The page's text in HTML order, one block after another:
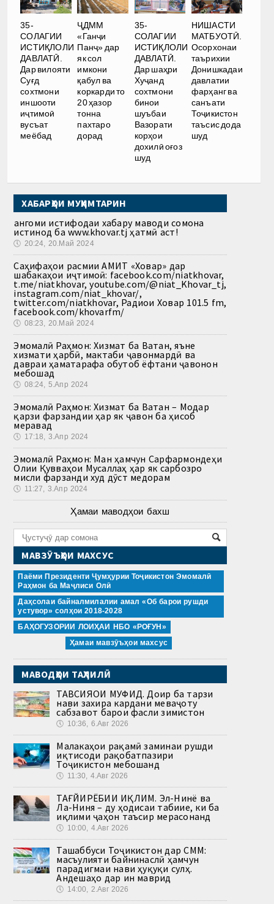
35-
СОЛАГИИ
ИСТИҚЛОЛИ
ДАВЛАТӢ.
Дар вилояти
Суғд
сохтмони
иншооти
иҷтимоӣ
вусъат
меёбад
ҶДММ
«Ганҷи
Панҷ» дар
як сол
имкони
қабул ва
коркарди то
20 ҳазор
тонна
пахтаро
дорад
35-
СОЛАГИИ
ИСТИҚЛОЛИ
ДАВЛАТӢ.
Дар шаҳри
Хуҷанд
сохтмони
бинои
шуъбаи
Вазорати
корҳои
дохилӣ оғоз
шуд
НИШАСТИ
МАТБУОТӢ.
Осорхонаи
таърихии
Донишкадаи
давлатии
фарҳанг ва
санъати
Тоҷикистон
таъсис дода
шуд
ХАБАРҲОИ МУҲИМТАРИН
Ҳангоми истифодаи хабару маводи сомона
истинод ба www.khovar.tj ҳатмӣ аст!
🕔 20:24, 20.Май 2024
Саҳифаҳои расмии АМИТ «Ховар» дар
шабакаҳои иҷтимоӣ: facebook.com/niatkhovar,
t.me/niatkhovar, youtube.com/@niat_Khovar_tj,
instagram.com/niat_khovar/,
twitter.com/niatkhovar, Радиои Ховар 101.5 fm,
facebook.com/khovarfm/
🕔 08:23, 20.Май 2024
Эмомалӣ Раҳмон: Хизмат ба Ватан, яъне
хизмати ҳарбӣ, мактаби ҷавонмардӣ ва
давраи ҳаматарафа обутоб ёфтани ҷавонон
мебошад
🕔 08:24, 5.Апр 2024
Эмомалӣ Раҳмон: Хизмат ба Ватан – Модар
қарзи фарзандии ҳар як ҷавон ба ҳисоб
меравад
🕔 17:18, 3.Апр 2024
Эмомалӣ Раҳмон: Ман ҳамчун Сарфармондеҳи
Олии Қувваҳои Мусаллаҳ ҳар як сарбозро
мисли фарзанди худ дӯст медорам
🕔 11:27, 3.Апр 2024
Ҳамаи маводҳои бахш
МАВЗӮЪҲОИ МАХСУС
Паёми Президенти Ҷумҳурии Тоҷикистон Эмомалӣ
Раҳмон ба Маҷлиси Олӣ
Даҳсолаи байналмилалии амал «Об барои рушди
устувор» солҳои 2018-2028
БАҲОГУЗОРИИ ЛОИҲАИ НБО «РОҒУН»
Ҳамаи мавзӯъҳои махсус
МАВОДҲОИ ТАҲЛИЛӢ
ТАВСИЯҲОИ МУФИД. Доир ба тарзи
нави захира кардани меваҷоту
сабзавот барои фасли зимистон
🕔 10:36, 6.Авг 2026
Малакаҳои рақамӣ заминаи рушди
иқтисоди рақобатпазири
Тоҷикистон мебошанд
🕔 11:30, 4.Авг 2026
ТАҒЙИРЁБИИ ИҚЛИМ. Эл-Нинё ва
Ла-Ниня – ду ҳодисаи табиие, ки ба
иқлими ҷаҳон таъсир мерасонанд
🕔 10:00, 4.Авг 2026
Ташаббуси Тоҷикистон дар СММ:
масъулияти байнинаслӣ ҳамчун
парадигмаи нави ҳуқуқи сулҳ.
Андешаҳо дар ин маврид
🕔 14:00, 2.Авг 2026